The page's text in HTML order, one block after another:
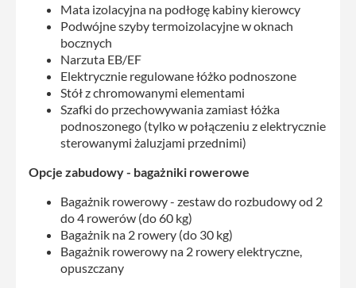
Mata izolacyjna na podłogę kabiny kierowcy
Podwójne szyby termoizolacyjne w oknach
bocznych
Narzuta EB/EF
Elektrycznie regulowane łóżko podnoszone
Stół z chromowanymi elementami
Szafki do przechowywania zamiast łóżka
podnoszonego (tylko w połączeniu z elektrycznie
sterowanymi żaluzjami przednimi)
Opcje zabudowy - bagażniki rowerowe
Bagażnik rowerowy - zestaw do rozbudowy od 2
do 4 rowerów (do 60 kg)
Bagażnik na 2 rowery (do 30 kg)
Bagażnik rowerowy na 2 rowery elektryczne,
opuszczany